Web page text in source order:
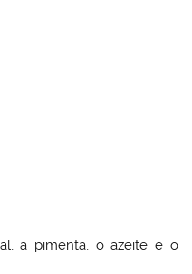
a pimenta, o azeite e o